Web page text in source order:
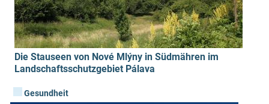
Die Stauseen von Nové Mlýny in Südmähren im
Landschaftsschutzgebiet Pálava
Gesundheit